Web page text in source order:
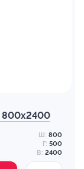
800х2400
Ш: 800
Г: 500
В: 2400